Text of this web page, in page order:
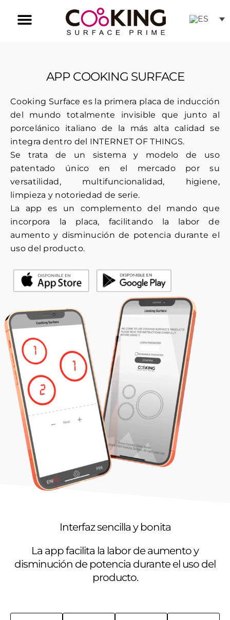
APP COOKING SURFACE
Cooking Surface es la primera placa de inducción
del mundo totalmente invisible que junto al
porcelánico italiano de la más alta calidad se
integra dentro del INTERNET OF THINGS.
Se trata de un sistema y modelo de uso
patentado único en el mercado por su
versatilidad, multifuncionalidad, higiene,
limpieza y notoriedad de serie.
La app es un complemento del mando que
incorpora la placa, facilitando la labor de
aumento y disminución de potencia durante el
uso del producto.
Interfaz sencilla y bonita
La app facilita la labor de aumento y
disminución de potencia durante el uso del
producto.